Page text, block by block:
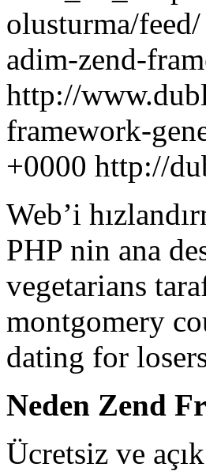
olusturma/feed/
adim-zend-
http://
framework-
+0000 http://
Web’i
PHP nin ana
vegetarians
montgomery
dating for
Neden Zend
Ücretsiz ve